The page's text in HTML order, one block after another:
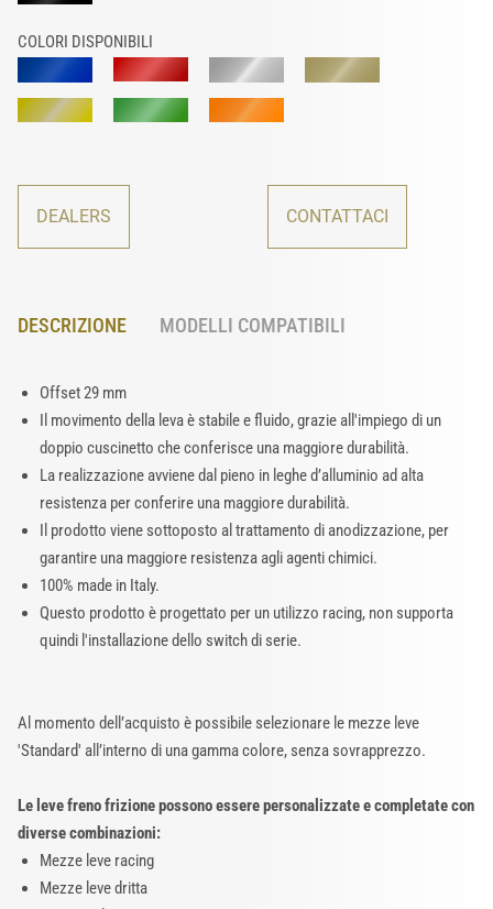
COLORI DISPONIBILI
DEALERS CONTATTACI
DESCRIZIONE MODELLI COMPATIBILI
Offset 29 mm
Il movimento della leva è stabile e fluido, grazie all'impiego di un
doppio cuscinetto che conferisce una maggiore durabilità.
La realizzazione avviene dal pieno in leghe d’alluminio ad alta
resistenza per conferire una maggiore durabilità.
Il prodotto viene sottoposto al trattamento di anodizzazione, per
garantire una maggiore resistenza agli agenti chimici.
100% made in Italy.
Questo prodotto è progettato per un utilizzo racing, non supporta
quindi l'installazione dello switch di serie.
Al momento dell’acquisto è possibile selezionare le mezze leve
'Standard' all’interno di una gamma colore, senza sovrapprezzo.
Le leve freno frizione possono essere personalizzate e completate con
diverse combinazioni:
Mezze leve racing
Mezze leve dritta